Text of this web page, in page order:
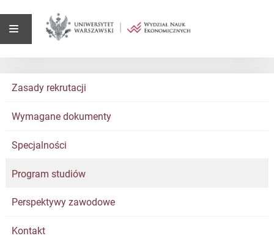
Zasady rekrutacji
Wymagane dokumenty
Specjalności
Program studiów
Perspektywy zawodowe
Kontakt